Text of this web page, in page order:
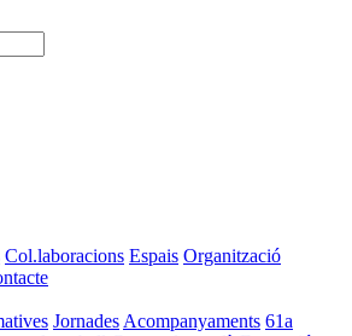
Col.laboracions Espais Organització
Jornades Acompanyaments 61a